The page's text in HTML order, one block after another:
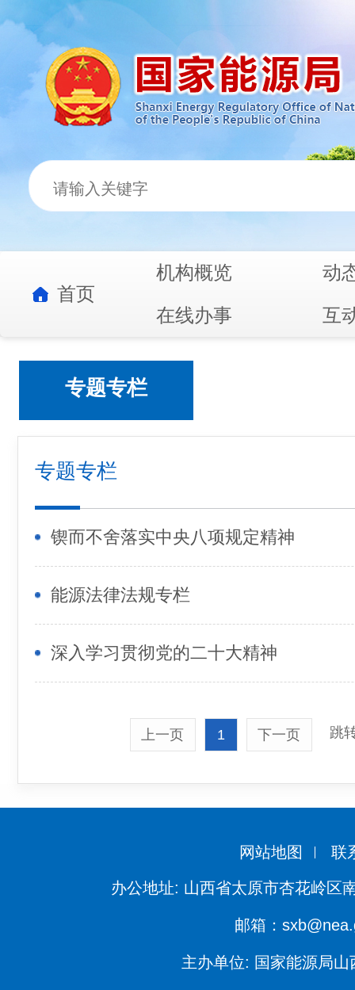
首页
机构概览
动
在线办事
互
专题专栏
专题专栏
锲而不舍落实中央八项规定精神
能源法律法规专栏
深入学习贯彻党的二十大精神
上一页 1 下一页 跳
网站地图 联
办公地址: 山西省太原市杏花岭区
邮箱：
主办单位: 国家能源局山